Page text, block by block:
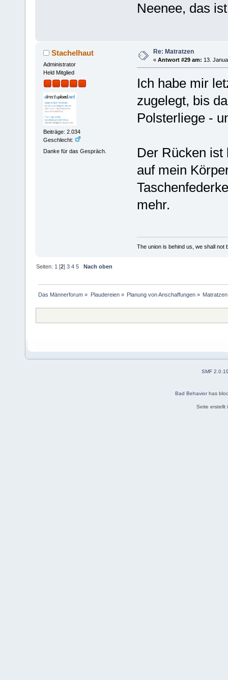
Neenee, das
Stachelhaut
Administrator
Held Mitglied
Beiträge: 2.034
Geschlecht:
Danke für das Gespräch.
Re: Matratzen
« Antwort #29 am: 13.
Ich habe mir
zugelegt, bis
Polsterliege -
Der Rücken ist
auf mein
mehr.
The union is behind us, we shall not
Seiten: 1 [2]3 4 5 Nach oben
Das Männerforum » Plaudereien» Planung von Anschaffungen» Matratzen
SMF
Bad Behaviorhas
Seite erstellt